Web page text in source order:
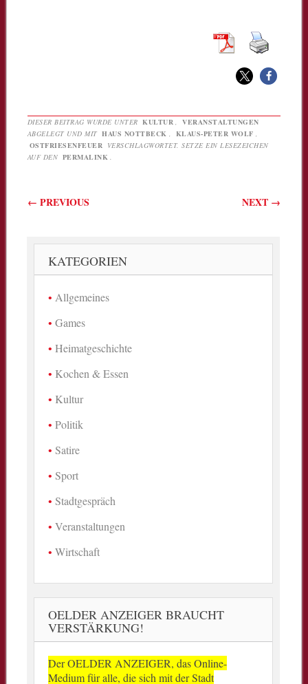
DIESER BEITRAG WURDE UNTER KULTUR
VERANSTALTUNGEN
ABGELEGT UND MIT HAUS NOTTBECK KLAUS-PETER WOLF
OSTFRIESENFEUER
VERSCHLAGWORTET. SETZE EIN LESEZEICHEN
AUF DEN PERMALINK
Beitragsnavigation
← PREVIOUS NEXT →
KATEGORIEN
Allgemeines
Games
Heimatgeschichte
Kochen & Essen
Kultur
Politik
Satire
Sport
Stadtgespräch
Veranstaltungen
Wirtschaft
OELDER ANZEIGER BRAUCHT
VERSTÄRKUNG!
Der OELDER ANZEIGER, das Online-
Medium für alle, die sich mit der Stadt